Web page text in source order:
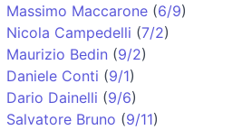
Massimo Maccarone (6/9)
Nicola Campedelli (7/2)
Maurizio Bedin (9/2)
Daniele Conti (9/1)
Dario Dainelli (9/6)
Salvatore Bruno (9/11)